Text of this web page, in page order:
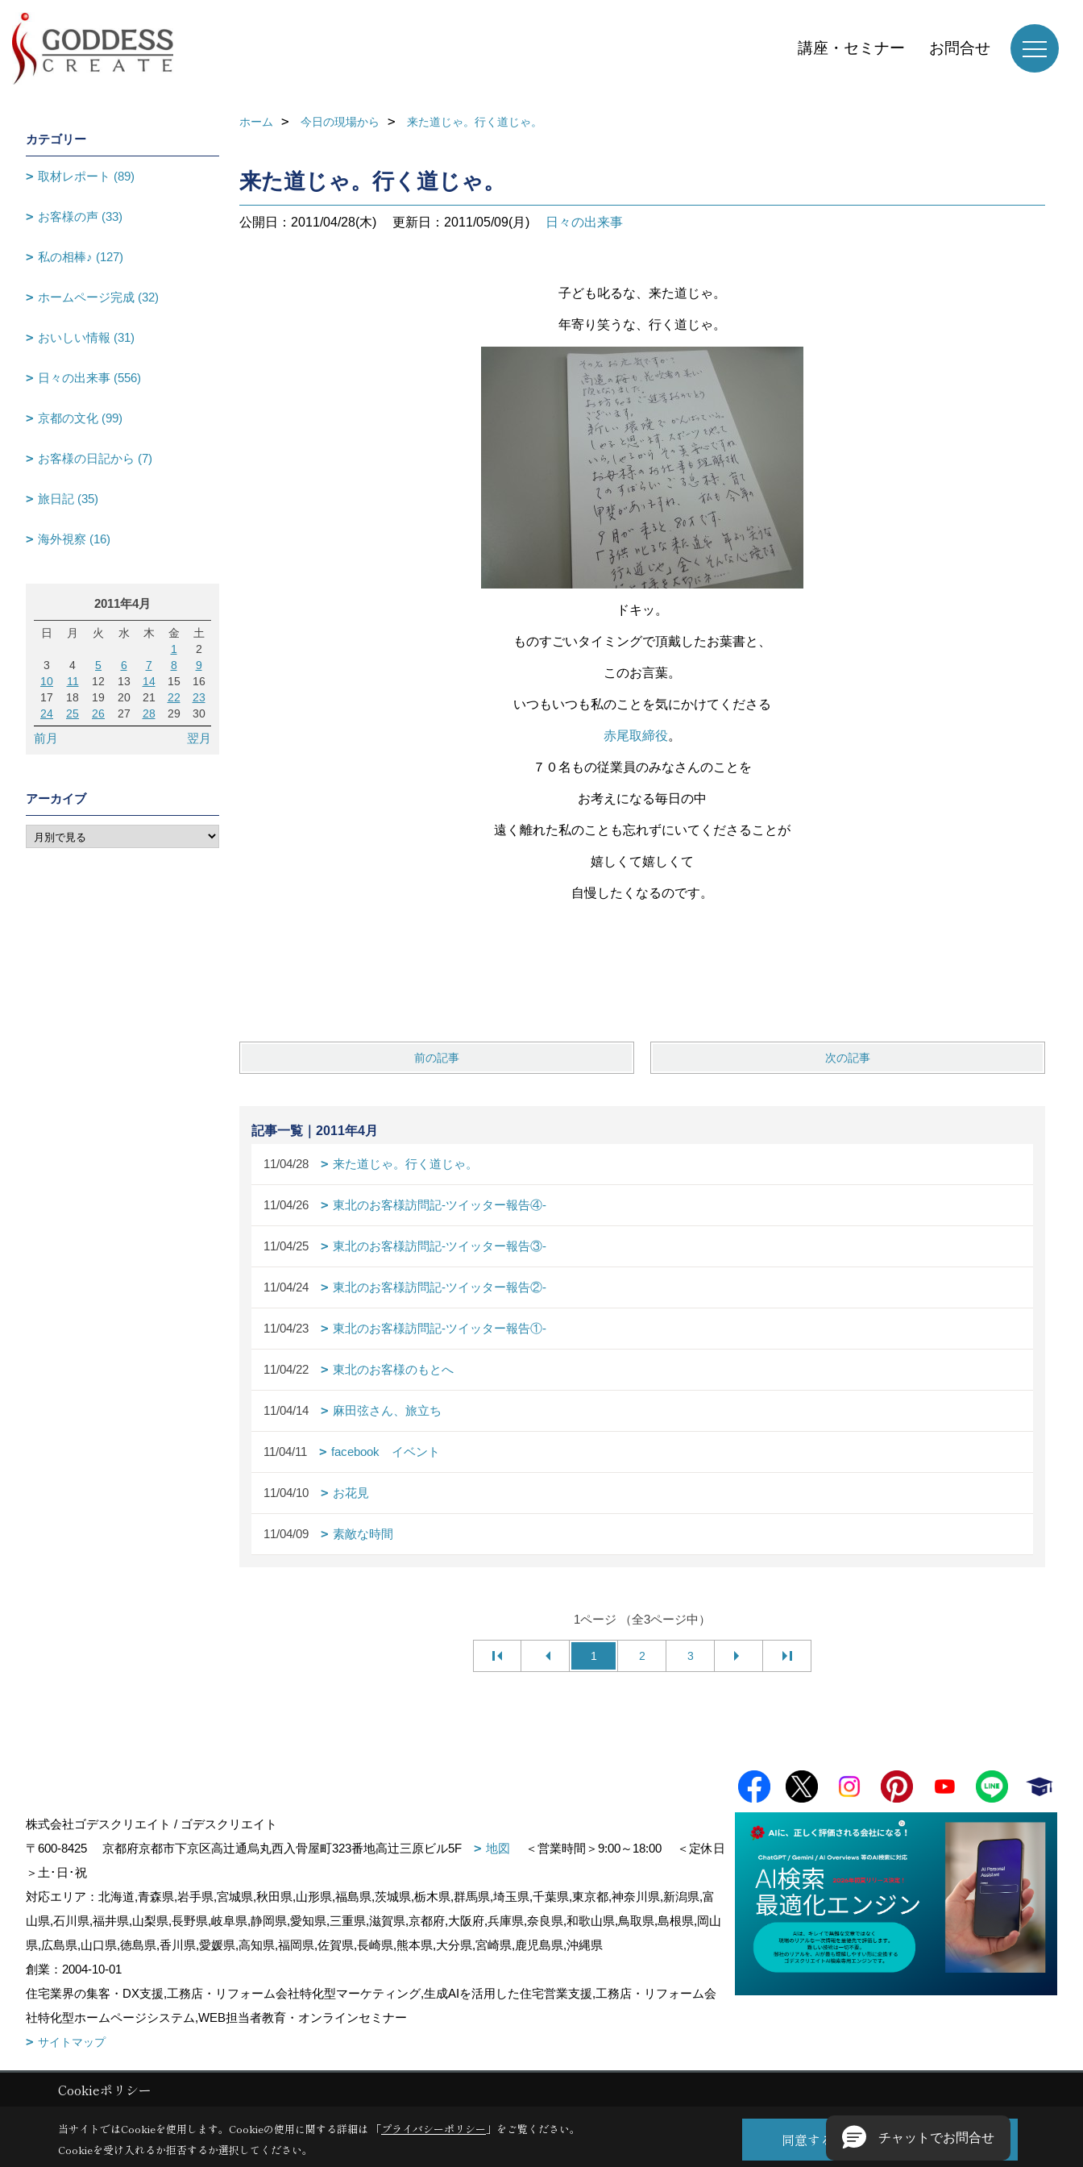
講座・セミナー お問合せ
ホーム 今日の現場から 来た道じゃ。行く道じゃ。
来た道じゃ。行く道じゃ。
公開日：2011/04/28(木) 更新日：2011/05/09(月) 日々の出来事
子ども叱るな、来た道じゃ。
年寄り笑うな、行く道じゃ。
ドキッ。
ものすごいタイミングで頂戴したお葉書と、
このお言葉。
いつもいつも私のことを気にかけてくださる
赤尾取締役。
７０名もの従業員のみなさんのことを
お考えになる毎日の中
遠く離れた私のことも忘れずにいてくださることが
嬉しくて嬉しくて
自慢したくなるのです。
前の記事 次の記事
記事一覧｜2011年4月
11/04/28 来た道じゃ。行く道じゃ。
11/04/26 東北のお客様訪問記-ツイッター報告④-
11/04/25 東北のお客様訪問記-ツイッター報告③-
11/04/24 東北のお客様訪問記-ツイッター報告②-
11/04/23 東北のお客様訪問記-ツイッター報告①-
11/04/22 東北のお客様のもとへ
11/04/14 麻田弦さん、旅立ち
11/04/11 facebook イベント
11/04/10 お花見
11/04/09 素敵な時間
1ページ （全3ページ中）
1 2 3
カテゴリー
取材レポート (89)
お客様の声 (33)
私の相棒♪ (127)
ホームページ完成 (32)
おいしい情報 (31)
日々の出来事 (556)
京都の文化 (99)
お客様の日記から (7)
旅日記 (35)
海外視察 (16)
2011年4月
日 月 火 水 木 金
土
1
2
3
4 5 6 7 8
9
10
11 12 13 14 15
16
17
18 19 20 21 22
23
24
25 26 27 28 29 30
前月 翌月
アーカイブ
株式会社ゴデスクリエイト / ゴデスクリエイト
〒600-8425
京都府京都市下京区高辻通烏丸西入骨屋町323番地高辻三原ビル5F 地図 ＜営業時間＞9:00～18:00
＜定休日
＞土･日･祝
対応エリア：北海道,青森県,岩手県,宮城県,秋田県,山形県,福島県,茨城県,栃木県,群馬県,埼玉県,千葉県,東京都,神奈川県,新潟県,富
山県,石川県,福井県,山梨県,長野県,岐阜県,静岡県,愛知県,三重県,滋賀県,京都府,大阪府,兵庫県,奈良県,和歌山県,鳥取県,島根県,岡山
県,広島県,山口県,徳島県,香川県,愛媛県,高知県,福岡県,佐賀県,長崎県,熊本県,大分県,宮崎県,鹿児島県,沖縄県
創業：2004-10-01
住宅業界の集客・DX支援,工務店・リフォーム会社特化型マーケティング,生成AIを活用した住宅営業支援,工務店・リフォーム会
社特化型ホームページシステム,WEB担当者教育・オンラインセミナー
サイトマップ
Copyright (c) GODDESS CREATE. All Rights Reserved.
Cookieポリシー
当サイトではCookieを使用します。 Cookieの使用に関する詳細は 「プライバシーポリシー 」をご覧ください。
Cookieを受け入れるか拒否するか選択してください。
同意する 同意しない